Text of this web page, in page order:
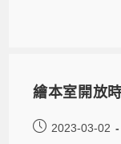
繪本室開放
2023-03-02